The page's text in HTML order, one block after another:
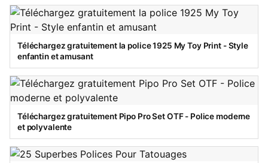
Téléchargez gratuitement la police 1925 My Toy Print - Style
enfantin et amusant
Téléchargez gratuitement Pipo Pro Set OTF - Police moderne
et polyvalente